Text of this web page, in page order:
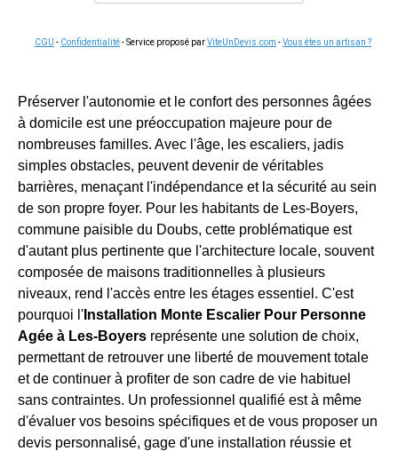
CGU - Confidentialité- Service proposé parViteUnDevis.com -Vous êtes un artisan ?
Préserver l'autonomie et le confort des personnes âgées
à domicile est une préoccupation majeure pour de
nombreuses familles. Avec l'âge, les escaliers, jadis
simples obstacles, peuvent devenir de véritables
barrières, menaçant l'indépendance et la sécurité au sein
de son propre foyer. Pour les habitants de Les-Boyers,
commune paisible du Doubs, cette problématique est
d'autant plus pertinente que l'architecture locale, souvent
composée de maisons traditionnelles à plusieurs
niveaux, rend l'accès entre les étages essentiel. C'est
pourquoi l' Installation Monte Escalier Pour Personne
Agée à Les-Boyers représente une solution de choix,
permettant de retrouver une liberté de mouvement totale
et de continuer à profiter de son cadre de vie habituel
sans contraintes. Un professionnel qualifié est à même
d'évaluer vos besoins spécifiques et de vous proposer un
devis personnalisé, gage d'une installation réussie et